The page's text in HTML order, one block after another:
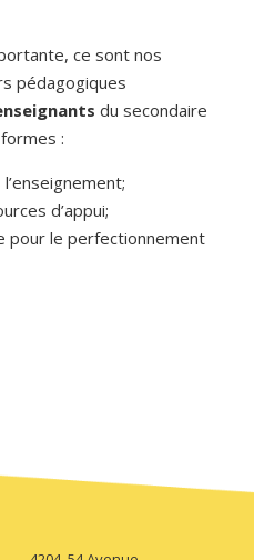
ce sont nos
pédagogiques
du secondaire
:
d’appui;
pour le perfectionnement